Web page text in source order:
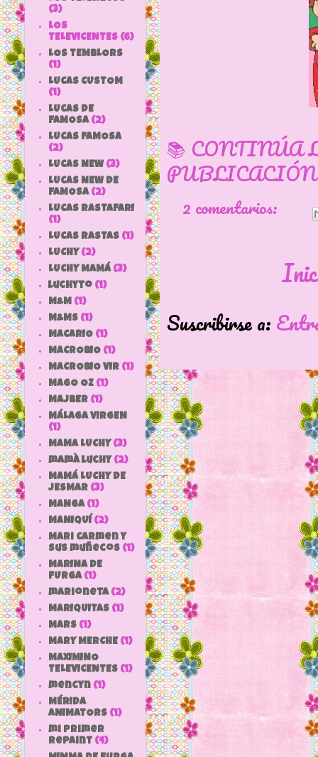
📚 CONTINÚA
2 comentarios:
Suscribirse a:
(3)
LOS
TELEVICENTES (6)
LOS TEMBLORS
(1)
LUCAS CUSTOM
(1)
LUCAS DE
FAMOSA (2)
LUCAS FAMOSA
(2)
LUCAS NEW (3)
LUCAS NEW DE
FAMOSA (2)
LUCAS RASTAFARI
(1)
LUCAS RASTAS (1)
LUCHY (2)
LUCHY MAMÁ (3)
luchyto (1)
M&M (1)
M&MS (1)
MACARIO (1)
MACROBIO (1)
MACROBIO VIR (1)
MAGO OZ (1)
MAJBER (1)
MÁLAGA VIRGEN
(1)
MAMA LUCHY (3)
mamà luchy (2)
MAMÁ LUCHY DE
JESMAR (3)
MANGA (1)
MANIQUÍ (2)
Mari Carmen y
sus muñecos (1)
MARINA DE
FURGA (1)
marioneta (2)
MARIQUITAS (1)
MARS (1)
MARY MERCHE (1)
MAXIMINO
TELEVICENTES (1)
mencyn (1)
MÉRIDA
ANIMATORS (1)
mi primer
repaint (4)